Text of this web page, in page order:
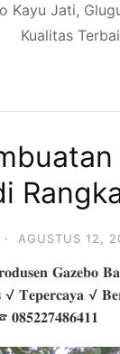
Kayu Jati,
Kualitas
· AGUSTUS 12,
𝐆𝐚𝐳𝐞𝐛𝐨
√ 𝐓𝐞𝐩𝐞𝐫𝐜𝐚𝐲𝐚 √
𝟎𝟖𝟓𝟐𝟐𝟕𝟒𝟖𝟔𝟒𝟏𝟏